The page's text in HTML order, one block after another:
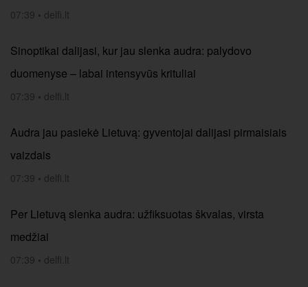
07:39 • delfi.lt
Sinoptikai dalijasi, kur jau slenka audra: palydovo
duomenyse – labai intensyvūs krituliai
07:39 • delfi.lt
Audra jau pasiekė Lietuvą: gyventojai dalijasi pirmaisiais
vaizdais
07:39 • delfi.lt
Per Lietuvą slenka audra: užfiksuotas škvalas, virsta
medžiai
07:39 • delfi.lt